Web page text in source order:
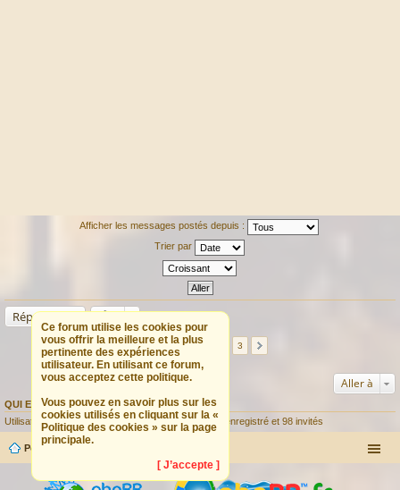
Afficher les messages postés depuis :
Trier par
Répondre
34 messages 1 3
Aller à
QUI EST EN LIGNE
Utilisateurs parcourant ce forum : Aucun utilisateur enregistré et 98 invités
Ce forum utilise les cookies pour
vous offrir la meilleure et la plus
pertinente des expériences
utilisateur. En utilisant ce forum,
vous acceptez cette politique.
Vous pouvez en savoir plus sur les
cookies utilisés en cliquant sur la «
Politique des cookies » sur la page
principale.
[ J’accepte ]
Portail Forum